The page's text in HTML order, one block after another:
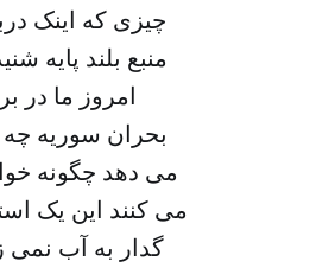
چیزی که اینک
منبع بلند پایه
امروز ما در
بحران سوریه
می دهد چگونه
می کنند این یک
گدار به آب نمی